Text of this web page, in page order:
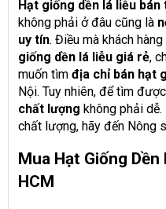
Hạt giống dền lá liễu bán
không phải ở đâu cũng là
uy tín. Điều mà khách
giống dền lá liễu giá rẻ,
muốn tìm địa chỉ bán hạt
Nội. Tuy nhiên, để tìm được
chất lượng không phải
chất lượng, hãy đến Nông
Mua Hạt Giống Dền
HCM